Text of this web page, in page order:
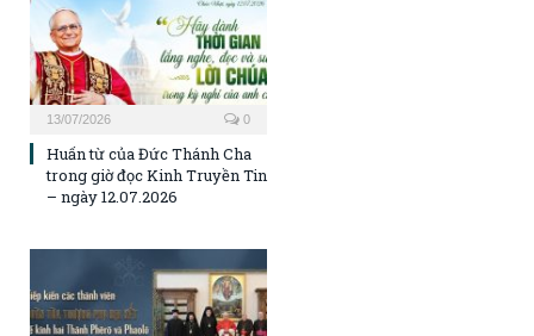
13/07/2026 0
Huấn từ của Đức Thánh Cha
trong giờ đọc Kinh Truyền Tin
– ngày 12.07.2026